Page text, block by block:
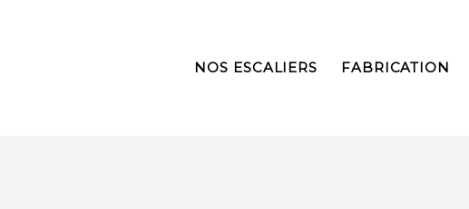
NOS ESCALIERS FABRICATION